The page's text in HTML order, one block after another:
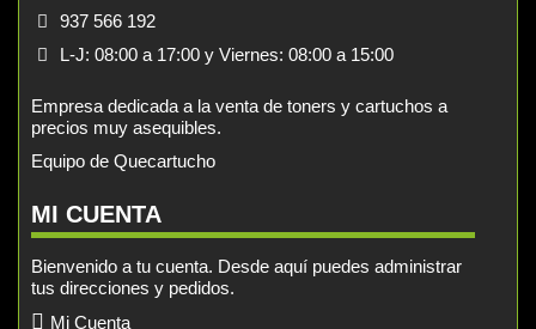
937 566 192
L-J: 08:00 a 17:00 y Viernes: 08:00 a 15:00
Empresa dedicada a la venta de toners y cartuchos a
precios muy asequibles.
Equipo de Quecartucho
MI CUENTA
Bienvenido a tu cuenta. Desde aquí puedes administrar
tus direcciones y pedidos.
Mi Cuenta